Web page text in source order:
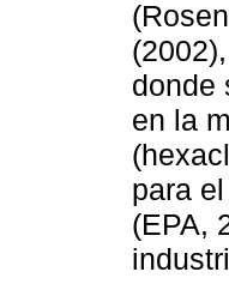
donde
en la
para
(EPA,